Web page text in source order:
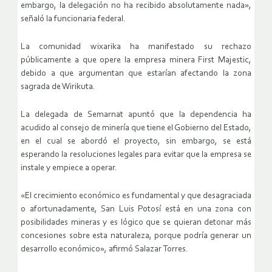
embargo, la delegación no ha recibido absolutamente nada»,
señaló la funcionaria federal.
La comunidad wixarika ha manifestado su rechazo
públicamente a que opere la empresa minera First Majestic,
debido a que argumentan que estarían afectando la zona
sagrada de Wirikuta.
La delegada de Semarnat apuntó que la dependencia ha
acudido al consejo de minería que tiene el Gobierno del Estado,
en el cual se abordó el proyecto, sin embargo, se está
esperando la resoluciones legales para evitar que la empresa se
instale y empiece a operar.
«El crecimiento económico es fundamental y que desagraciada
o afortunadamente, San Luis Potosí está en una zona con
posibilidades mineras y es lógico que se quieran detonar más
concesiones sobre esta naturaleza, porque podría generar un
desarrollo económico», afirmó Salazar Torres.